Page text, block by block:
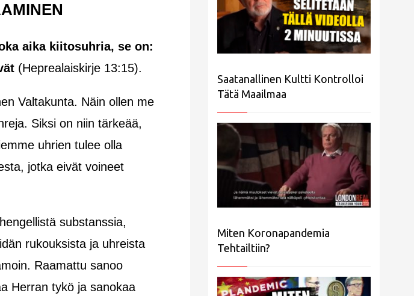
aika kiitosuhria, se on:
(Heprealaiskirje 13:15).
Valtakunta. Näin ollen me
Siksi on niin tärkeää,
uhrien tulee olla
jotka eivät voineet
substanssia,
rukouksista ja uhreista
Raamattu sanoo
Herran tykö ja sanokaa
Saatanallinen Kultti Kontrolloi
Tätä Maailmaa
Miten Koronapandemia
Tehtailtiin?